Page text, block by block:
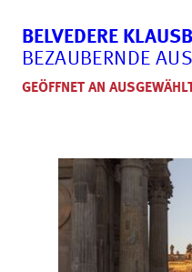
BELVEDERE
BEZAUBERNDE
GEÖFFNET AN